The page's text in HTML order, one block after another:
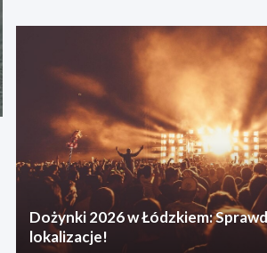
Dożynki 2026 w Łódzkiem:
lokalizacje!